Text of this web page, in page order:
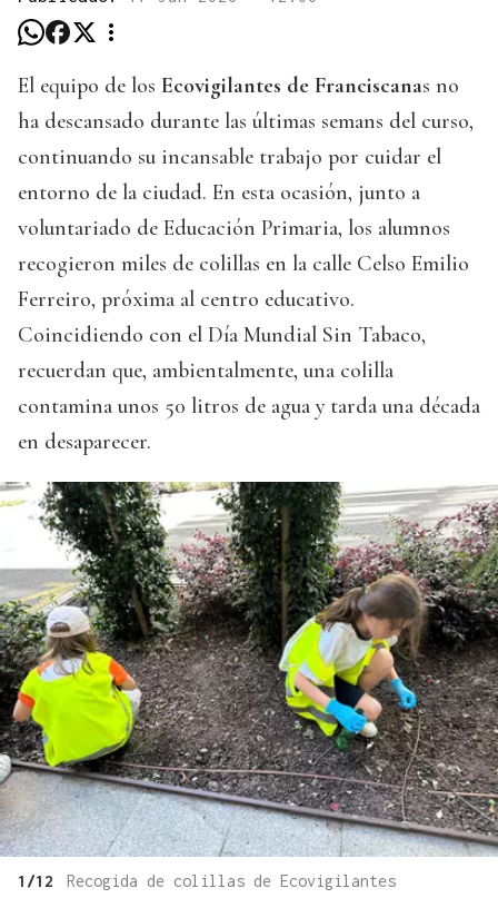
El equipo de los Ecovigilantes de Franciscanas no
ha descansado durante las últimas semans del curso,
continuando su incansable trabajo por cuidar el
entorno de la ciudad. En esta ocasión, junto a
voluntariado de Educación Primaria, los alumnos
recogieron miles de colillas en la calle Celso Emilio
Ferreiro, próxima al centro educativo.
Coincidiendo con el Día Mundial Sin Tabaco,
recuerdan que, ambientalmente, una colilla
contamina unos 50 litros de agua y tarda una década
en desaparecer.
1/12 Recogida de colillas de Ecovigilantes